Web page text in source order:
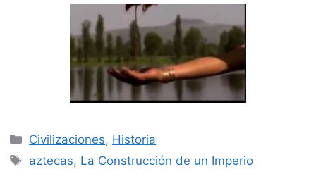
Categorías
Civilizaciones, Historia
Etiquetas
aztecas, La Construcción de un Imperio